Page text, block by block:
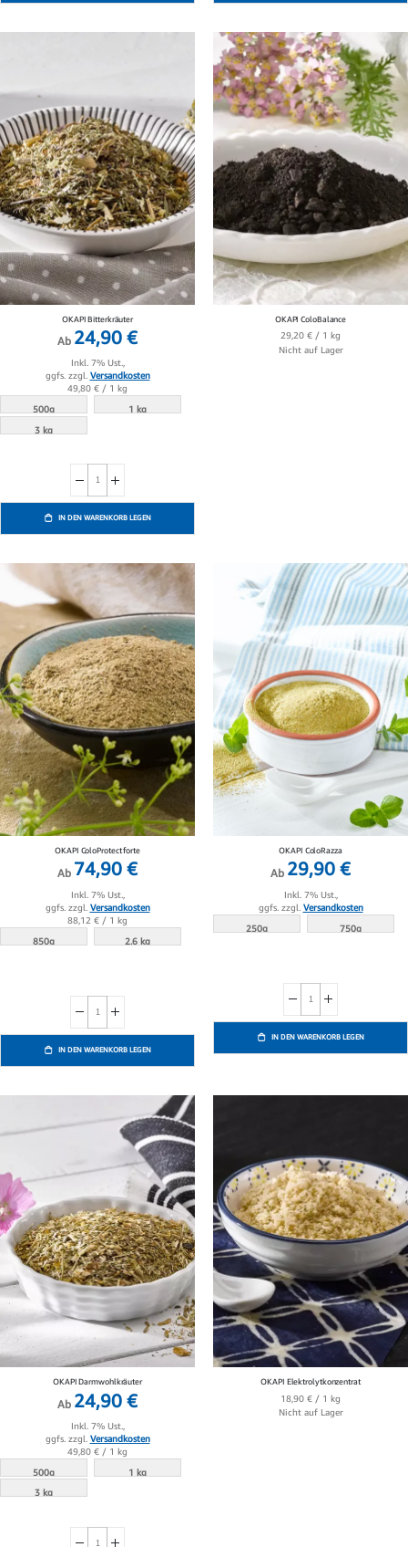
OKAPI Bitterkräuter
Ab 24,90 €
Inkl. 7% Ust.,
ggfs. zzgl. Versandkosten
49,80 € / 1 kg
500g
1 kg
3 kg
IN DEN WARENKORB LEGEN
OKAPI ColoBalance
29,20 € / 1 kg
Nicht auf Lager
OKAPI ColoProtect forte
Ab 74,90 €
Inkl. 7% Ust.,
ggfs. zzgl. Versandkosten
88,12 € / 1 kg
850g
2.6 kg
IN DEN WARENKORB LEGEN
OKAPI ColoRazza
Ab 29,90 €
Inkl. 7% Ust.,
ggfs. zzgl. Versandkosten
250g
750g
IN DEN WARENKORB LEGEN
OKAPI Darmwohlkräuter
Ab 24,90 €
Inkl. 7% Ust.,
ggfs. zzgl. Versandkosten
49,80 € / 1 kg
500g
1 kg
3 kg
OKAPI Elektrolytkonzentrat
18,90 € / 1 kg
Nicht auf Lager